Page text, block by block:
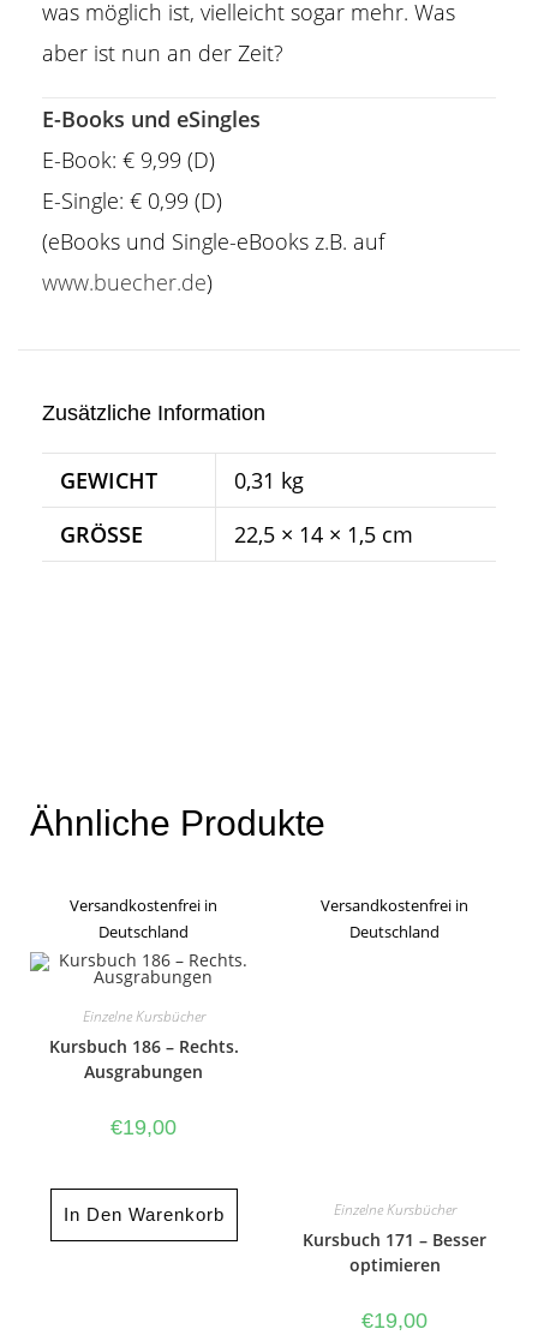
was möglich ist, vielleicht sogar mehr. Was
aber ist nun an der Zeit?
E-Books und eSingles
E-Book: € 9,99 (D)
E-Single: € 0,99 (D)
(eBooks und Single-eBooks z.B. auf
www.buecher.de)
Zusätzliche Information
GEWICHT
0,31 kg
GRÖSSE
22,5 × 14 × 1,5 cm
Ähnliche Produkte
Versandkostenfrei in
Deutschland
Einzelne Kursbücher
Kursbuch 186 – Rechts.
Ausgrabungen
€19,00
In Den Warenkorb
Versandkostenfrei in
Deutschland
Einzelne Kursbücher
Kursbuch 171 – Besser
optimieren
€19,00